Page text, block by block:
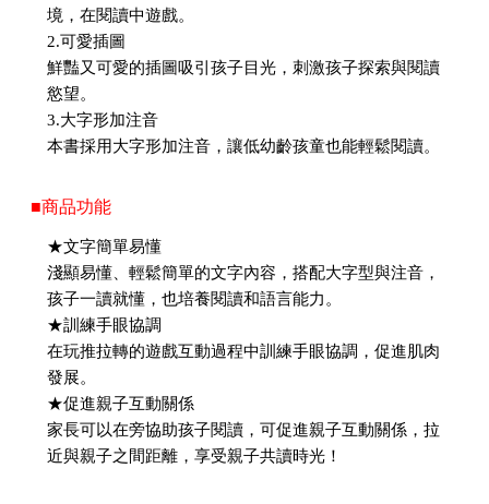
境，在閱讀中遊戲。
2.可愛插圖
鮮豔又可愛的插圖吸引孩子目光，刺激孩子探索與閱讀
慾望。
3.大字形加注音
本書採用大字形加注音，讓低幼齡孩童也能輕鬆閱讀。
■商品功能
★文字簡單易懂
淺顯易懂、輕鬆簡單的文字內容，搭配大字型與注音，
孩子一讀就懂，也培養閱讀和語言能力。
★訓練手眼協調
在玩推拉轉的遊戲互動過程中訓練手眼協調，促進肌肉
發展。
★促進親子互動關係
家長可以在旁協助孩子閱讀，可促進親子互動關係，拉
近與親子之間距離，享受親子共讀時光！